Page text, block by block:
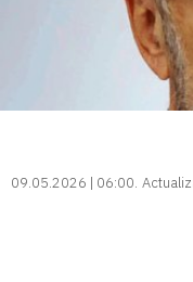
09.05.2026 | 06:00